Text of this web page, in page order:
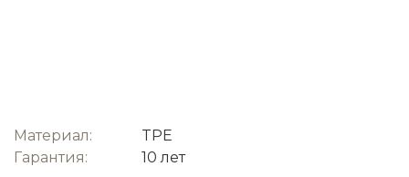
Материал:
TPE
Гарантия:
10 лет